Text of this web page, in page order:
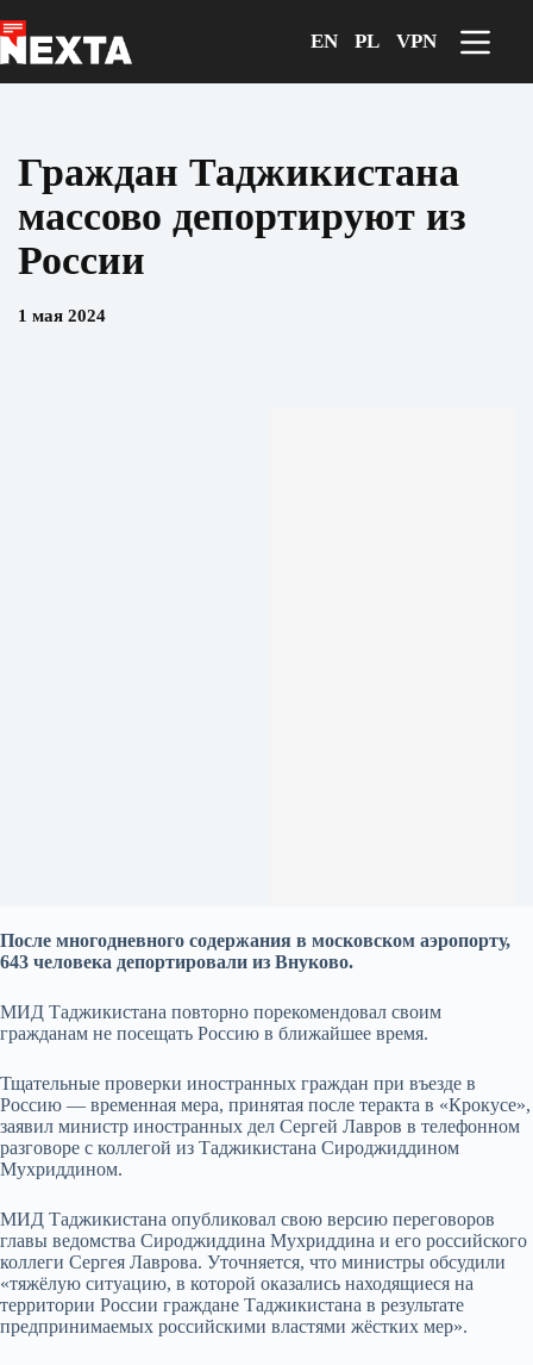
к
сути
EN PL VPN
Граждан Таджикистана
массово депортируют из
России
1 мая 2024
После многодневного содержания в московском аэропорту,
643 человека депортировали из Внуково.
МИД Таджикистана повторно порекомендовал своим
гражданам не посещать Россию в ближайшее время.
Тщательные проверки иностранных граждан при въезде в
Россию — временная мера, принятая после теракта в «Крокусе»,
заявил министр иностранных дел Сергей Лавров в телефонном
разговоре с коллегой из Таджикистана Сироджиддином
Мухриддином.
МИД Таджикистана опубликовал свою версию переговоров
главы ведомства Сироджиддина Мухриддина и его российского
коллеги Сергея Лаврова. Уточняется, что министры обсудили
«тяжёлую ситуацию, в которой оказались находящиеся на
территории России граждане Таджикистана в результате
предпринимаемых российскими властями жёстких мер».